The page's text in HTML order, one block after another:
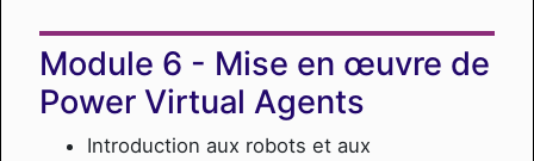
Mise en œuvre de
Power Virtual Agents
Introduction aux robots et aux